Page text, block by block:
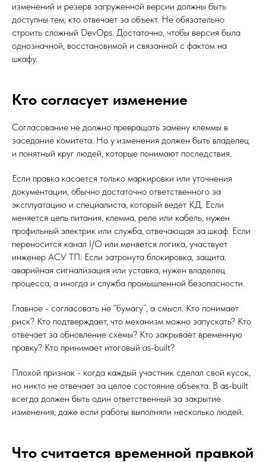
изменений и резерв загруженной версии должны быть
доступны тем, кто отвечает за объект. Не обязательно
строить сложный DevOps. Достаточно, чтобы версия была
однозначной, восстановимой и связанной с фактом на
шкафу.
Кто согласует изменение
Согласование не должно превращать замену клеммы в
заседание комитета. Но у изменения должен быть владелец
и понятный круг людей, которые понимают последствия.
Если правка касается только маркировки или уточнения
документации, обычно достаточно ответственного за
эксплуатацию и специалиста, который ведет КД. Если
меняется цепь питания, клемма, реле или кабель, нужен
профильный электрик или служба, отвечающая за шкаф. Если
переносится канал I/O или меняется логика, участвует
инженер АСУ ТП. Если затронута блокировка, защита,
аварийная сигнализация или уставка, нужен владелец
процесса, а иногда и служба промышленной безопасности.
Главное - согласовать не “бумагу”, а смысл. Кто понимает
риск? Кто подтверждает, что механизм можно запускать? Кто
отвечает за обновление схемы? Кто закрывает временную
правку? Кто принимает итоговый as-built?
Плохой признак - когда каждый участник сделал свой кусок,
но никто не отвечает за целое состояние объекта. В as-built
всегда должен быть один ответственный за закрытие
изменения, даже если работы выполняли несколько людей.
Что считается временной правкой